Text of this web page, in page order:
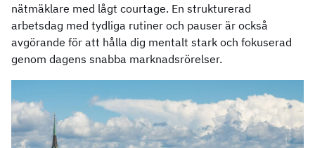
nätmäklare med lågt courtage. En strukturerad
arbetsdag med tydliga rutiner och pauser är också
avgörande för att hålla dig mentalt stark och fokuserad
genom dagens snabba marknadsrörelser.